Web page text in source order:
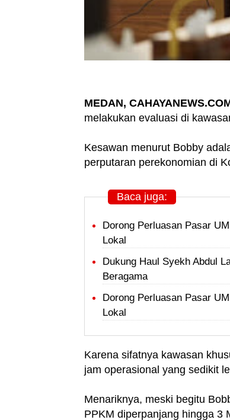
MEDAN,
melakukan evaluasi di
Kesawan menurut Bobby
perputaran perekonomian di
Baca juga:
Dorong Perluasan Pasar
Lokal
Dukung Haul Syekh Abdul
Beragama
Dorong Perluasan Pasar
Lokal
Karena sifatnya kawasan
jam operasional yang sedikit
Menariknya, meski begitu
PPKM diperpanjang hingga 3